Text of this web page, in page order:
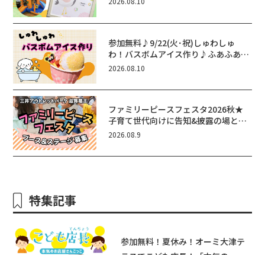
参加無料♪9/22(火･祝)しゅわしゅ
わ！バスボムアイス作り♪ふあふあ遊
具もあるよ！in近江八幡
2026.08.10
ファミリーピースフェスタ2026秋★
子育て世代向けに告知&披露の場とし
て♪ステージ又はブース出店しません
2026.08.9
特集記事
参加無料！夏休み！オーミ大津テ